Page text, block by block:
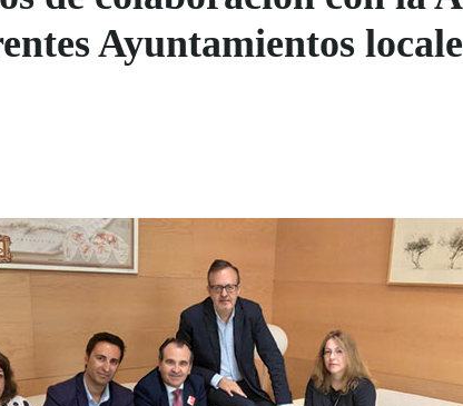
Ayuntamientos